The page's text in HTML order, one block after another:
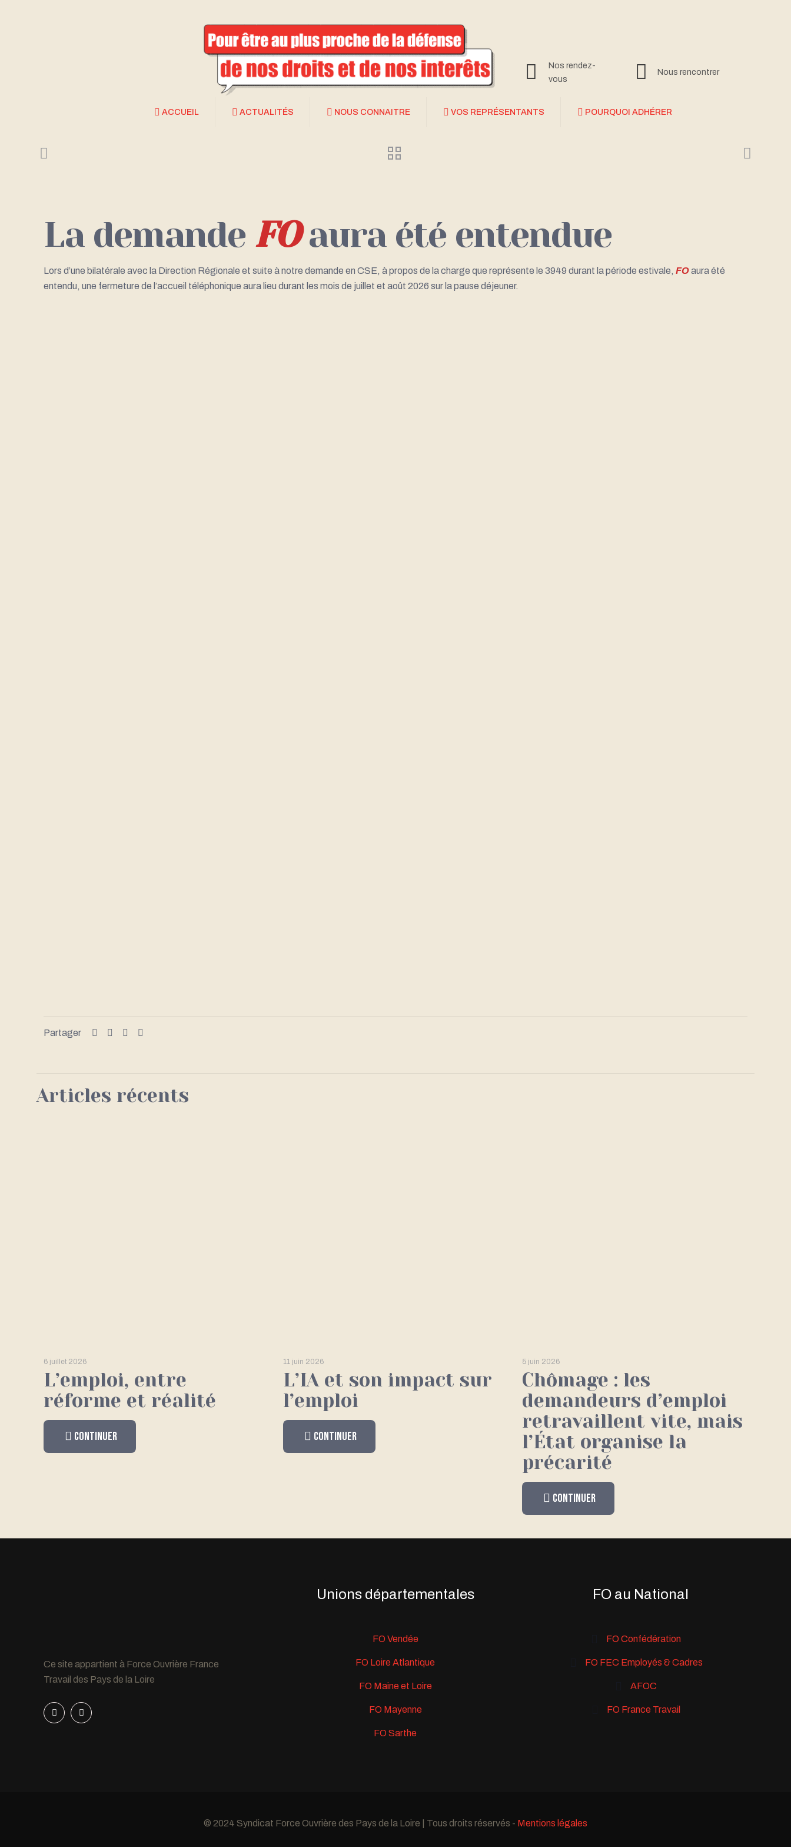
Nos rendez-
vous
Nous rencontrer
ACCUEIL ACTUALITÉS NOUS CONNAITRE VOS REPRÉSENTANTS POURQUOI ADHÉRER
La demande FOaura été entendue
Lors d’une bilatérale avec la Direction Régionale et suite à notre demande en CSE, à propos de la charge que représente le 3949 durant la période estivale,FOaura été
entendu, une fermeture de l’accueil téléphonique aura lieu durant les mois de juillet et août 2026 sur la pause déjeuner.
Partager
Articles récents
6 juillet 2026
L’emploi, entre
réforme et réalité
Continuer
11 juin 2026
L’IA et son impact sur
l’emploi
Continuer
5 juin 2026
Chômage : les
demandeurs d’emploi
retravaillent vite, mais
l’État organise la
précarité
Continuer
Ce site appartient à Force Ouvrière France
Travail des Pays de la Loire
Unions départementales FO au National
FO Vendée
FO Loire Atlantique
FO Maine et Loire
FO Mayenne
FO Sarthe
FO Confédération
FO FEC Employés & Cadres
AFOC
FO France Travail
© 2024 Syndicat Force Ouvrière des Pays de la Loire | Tous droits réservés - Mentions légales